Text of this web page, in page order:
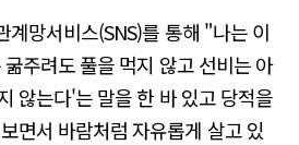
계망서비스(SNS)를 통해 "나는 이
주려도 풀을 먹지 않고 선비는 아
않는다'는 말을 한 바 있고 당적을
면서 바람처럼 자유롭게 살고 있